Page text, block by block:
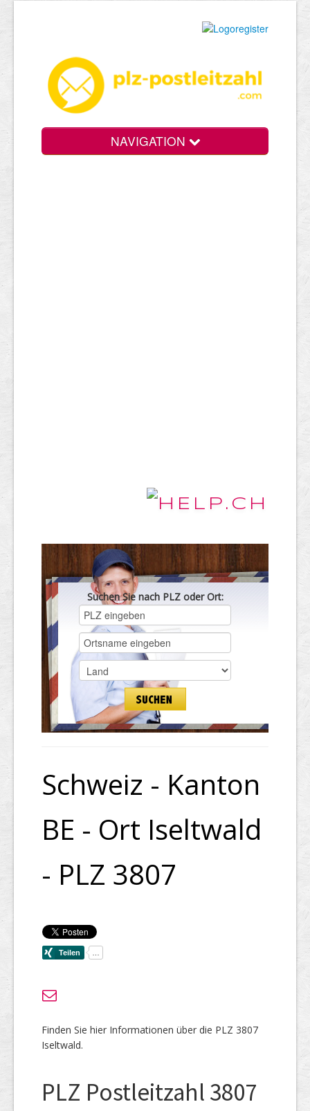
NAVIGATION
Suchen Sie nach PLZ oder Ort:
Schweiz - Kanton
BE - Ort Iseltwald
- PLZ 3807
Finden Sie hier Informationen über die PLZ 3807
Iseltwald.
PLZ Postleitzahl 3807